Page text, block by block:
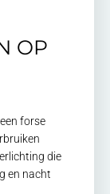
OP
forse
die
en nacht